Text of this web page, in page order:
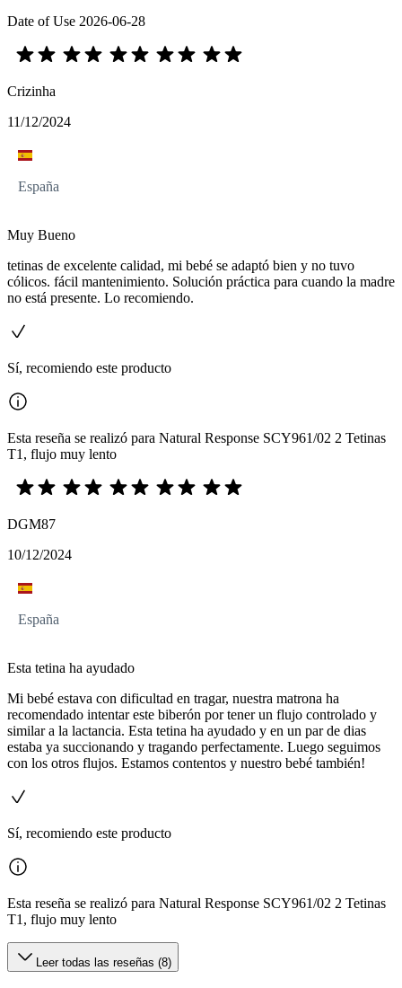
Date of Use 2026-06-28
Crizinha
11/12/2024
España
Muy Bueno
tetinas de excelente calidad, mi bebé se adaptó bien y no tuvo
cólicos. fácil mantenimiento. Solución práctica para cuando la madre
no está presente. Lo recomiendo.
Sí, recomiendo este producto
Esta reseña se realizó para Natural Response SCY961/02 2 Tetinas
T1, flujo muy lento
DGM87
10/12/2024
España
Esta tetina ha ayudado
Mi bebé estava con dificultad en tragar, nuestra matrona ha
recomendado intentar este biberón por tener un flujo controlado y
similar a la lactancia. Esta tetina ha ayudado y en un par de dias
estaba ya succionando y tragando perfectamente. Luego seguimos
con los otros flujos. Estamos contentos y nuestro bebé también!
Sí, recomiendo este producto
Esta reseña se realizó para Natural Response SCY961/02 2 Tetinas
T1, flujo muy lento
Leer todas las reseñas (8)